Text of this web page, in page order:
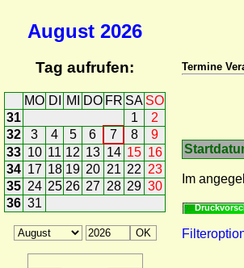
August 2026
Tag aufrufen:
MO DI MI DO FR SA SO
31
1
2
32
3 4 5 6 7 8
9
33 10 11 12 13 14 15 16
34 17 18 19 20 21 22 23
35 24 25 26 27 28 29 30
36 31
Termine
Im